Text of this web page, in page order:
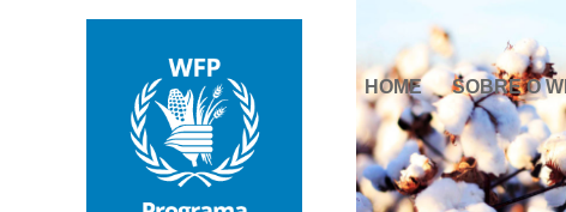
HOME SOBRE O